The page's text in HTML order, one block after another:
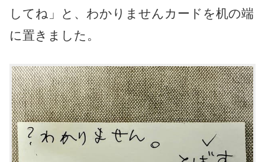
してね」と、わかりませんカードを机の端
に置きました。